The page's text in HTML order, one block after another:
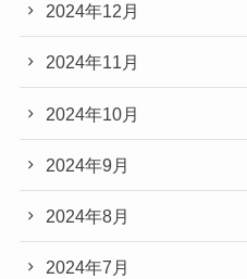
2024年12月
2024年11月
2024年10月
2024年9月
2024年8月
2024年7月